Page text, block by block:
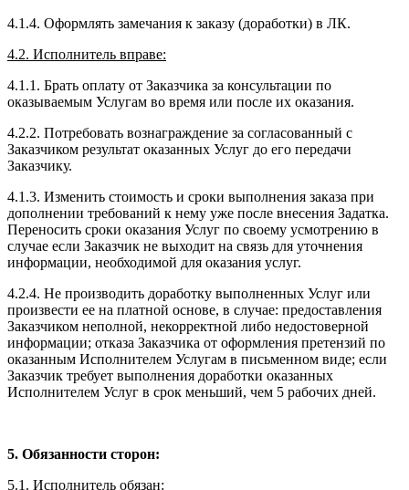
4.1.4. Оформлять замечания к заказу (доработки) в ЛК.
4.2. Исполнитель вправе:
4.1.1. Брать оплату от Заказчика за консультации по
оказываемым Услугам во время или после их оказания.
4.2.2. Потребовать вознаграждение за согласованный с
Заказчиком результат оказанных Услуг до его передачи
Заказчику.
4.1.3. Изменить стоимость и сроки выполнения заказа при
дополнении требований к нему уже после внесения Задатка.
Переносить сроки оказания Услуг по своему усмотрению в
случае если Заказчик не выходит на связь для уточнения
информации, необходимой для оказания услуг.
4.2.4. Не производить доработку выполненных Услуг или
произвести ее на платной основе, в случае: предоставления
Заказчиком неполной, некорректной либо недостоверной
информации; отказа Заказчика от оформления претензий по
оказанным Исполнителем Услугам в письменном виде; если
Заказчик требует выполнения доработки оказанных
Исполнителем Услуг в срок меньший, чем 5 рабочих дней.
5. Обязанности сторон:
5.1. Исполнитель обязан: